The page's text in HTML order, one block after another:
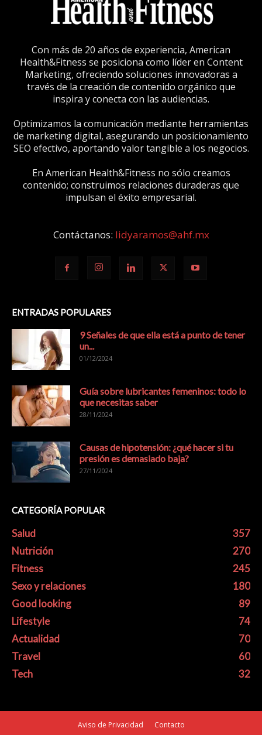
Con más de 20 años de experiencia, American
Health&Fitness se posiciona como líder en Content
Marketing, ofreciendo soluciones innovadoras a
través de la creación de contenido orgánico que
inspira y conecta con las audiencias.
Optimizamos la comunicación mediante herramientas
de marketing digital, asegurando un posicionamiento
SEO efectivo, aportando valor tangible a los negocios.
En American Health&Fitness no sólo creamos
contenido; construimos relaciones duraderas que
impulsan el éxito empresarial.
Contáctanos: lidyaramos@ahf.mx
ENTRADAS POPULARES
9 Señales de que ella está a punto de tener
un...
01/12/2024
Guía sobre lubricantes femeninos: todo lo
que necesitas saber
28/11/2024
Causas de hipotensión: ¿qué hacer si tu
presión es demasiado baja?
27/11/2024
CATEGORÍA POPULAR
Salud
357
Nutrición
270
Fitness
245
Sexo y relaciones
180
Good looking
89
Lifestyle
74
Actualidad
70
Travel
60
Tech
32
Aviso de Privacidad Contacto